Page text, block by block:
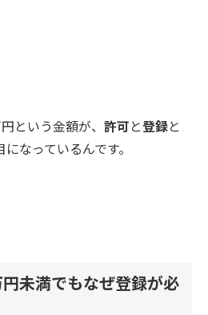
という金額が、 許可と登録と
なっているんです。
未満でもなぜ登録が必